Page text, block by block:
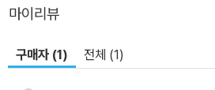
마이리뷰
구매자 (1) 전체 (1)